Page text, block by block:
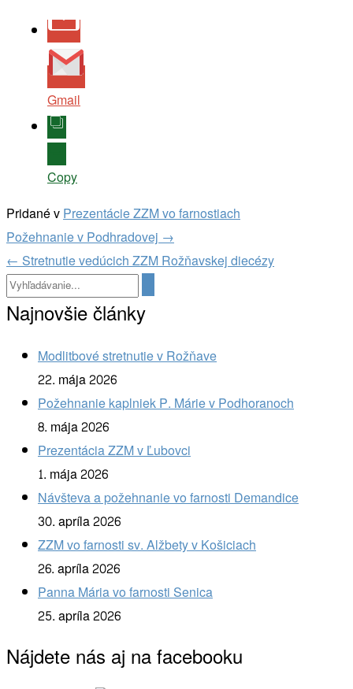
Gmail
Copy
Pridané vPrezentácie ZZM vo farnostiach
Navigácia
v
článkoch
Požehnanie v Podhradovej→
←Stretnutie vedúcich ZZM Rožňavskej diecézy
Najnovšie články
Modlitbové stretnutie v Rožňave
22. mája 2026
Požehnanie kaplniek P. Márie v Podhoranoch
8. mája 2026
Prezentácia ZZM v Ľubovci
1. mája 2026
Návšteva a požehnanie vo farnosti Demandice
30. apríla 2026
ZZM vo farnosti sv. Alžbety v Košiciach
26. apríla 2026
Panna Mária vo farnosti Senica
25. apríla 2026
Nájdete nás aj na facebooku